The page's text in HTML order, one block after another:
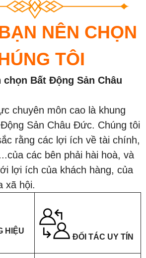
NÊN CHỌN
TÔI
chọn Bất Động Sản Châu
chuyên môn cao là khung
Sản Châu Đức. Chúng tôi
rằng các lợi ích về tài chính,
các bên phải hài hoà, và
lợi ích của khách hàng, của
xã hội.
HIỆU
ĐỐI TÁC UY TÍN